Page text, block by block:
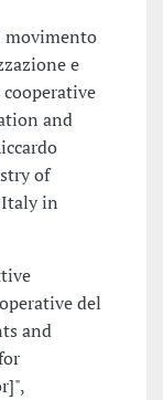
movimento
e
and
of
Italy in
del
and